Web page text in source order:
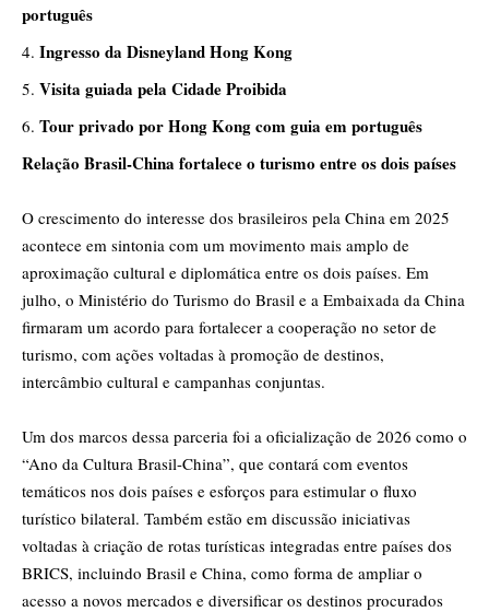
português
Ingresso da Disneyland Hong Kong
Visita guiada pela Cidade Proibida
Tour privado por Hong Kong com guia em português
Relação Brasil-China fortalece o turismo entre os dois países
O crescimento do interesse dos brasileiros pela China em 2025
acontece em sintonia com um movimento mais amplo de
aproximação cultural e diplomática entre os dois países. Em
julho, o Ministério do Turismo do Brasil e a Embaixada da China
firmaram um acordo para fortalecer a cooperação no setor de
turismo, com ações voltadas à promoção de destinos,
intercâmbio cultural e campanhas conjuntas.
Um dos marcos dessa parceria foi a oficialização de 2026 como o
“Ano da Cultura Brasil-China”, que contará com eventos
temáticos nos dois países e esforços para estimular o fluxo
turístico bilateral. Também estão em discussão iniciativas
voltadas à criação de rotas turísticas integradas entre países dos
BRICS, incluindo Brasil e China, como forma de ampliar o
acesso a novos mercados e diversificar os destinos procurados